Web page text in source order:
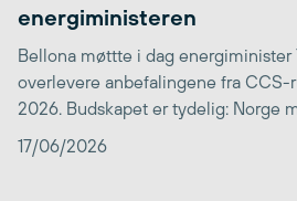
energiministeren
Bellona møttte i dag energiminister
overlevere anbefalingene fra CCS-
2026. Budskapet er tydelig: Norge
17/06/2026